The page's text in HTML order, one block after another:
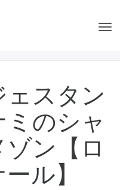
スタン
のシャ
ン【ロ
ル】